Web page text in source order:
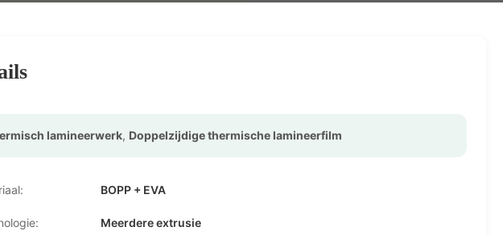
lamineerwerk, Doppelzijdige thermische lamineerfilm
BOPP + EVA
Meerdere extrusie